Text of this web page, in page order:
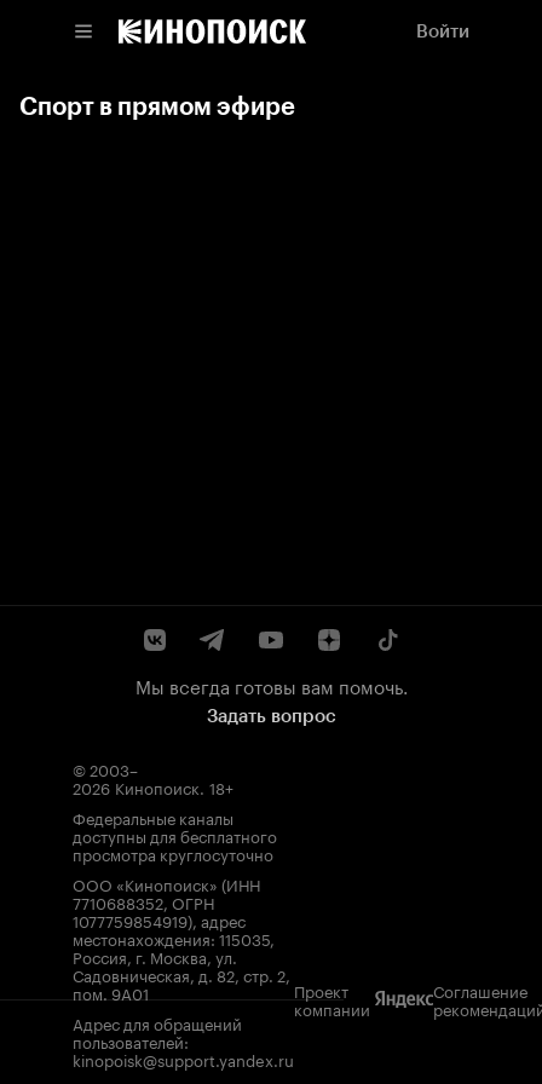
Войти
Спорт в прямом эфире
Мы всегда готовы вам помочь.
Задать вопрос
© 2003–
2026 Кинопоиск. 18+
Федеральные каналы
доступны для бесплатного
просмотра круглосуточно
ООО «Кинопоиск» (ИНН
7710688352, ОГРН
1077759854919), адрес
местонахождения: 115035,
Россия, г. Москва, ул.
Садовническая, д. 82, стр. 2,
пом. 9А01
Адрес для обращений
пользователей:
kinopoisk@support.yandex.ru
Проект
компании
Соглашение